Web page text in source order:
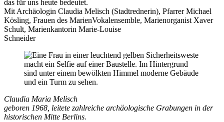
das für uns heute bedeutet.
Mit Archäologin Claudia Melisch (Stadtrednerin), Pfarrer Michael
Kösling, Frauen des MarienVokalensemble, Marienorganist Xaver
Schult, Marienkantorin Marie-Louise
Schneider
Claudia Maria Melisch
geboren 1968, leitete zahlreiche archäologische Grabungen in der
historischen Mitte Berlins.